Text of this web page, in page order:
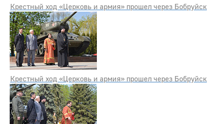
Крестный ход «Церковь и армия» прошел через Бобруйск
Крестный ход «Церковь и армия» прошел через Бобруйск